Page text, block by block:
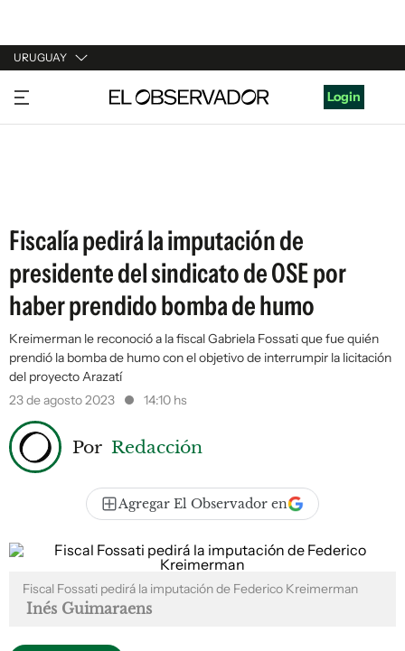
URUGUAY
URUGUAY
ARGENTINA
Login
Fiscalía pedirá la imputación de
presidente del sindicato de OSE por
haber prendido bomba de humo
Kreimerman le reconoció a la fiscal Gabriela Fossati que fue quién
prendió la bomba de humo con el objetivo de interrumpir la licitación
del proyecto Arazatí
23 de agosto 2023
14:10 hs
Por Redacción
Agregar El Observador en
Fiscal Fossati pedirá la imputación de Federico Kreimerman
Inés Guimaraens